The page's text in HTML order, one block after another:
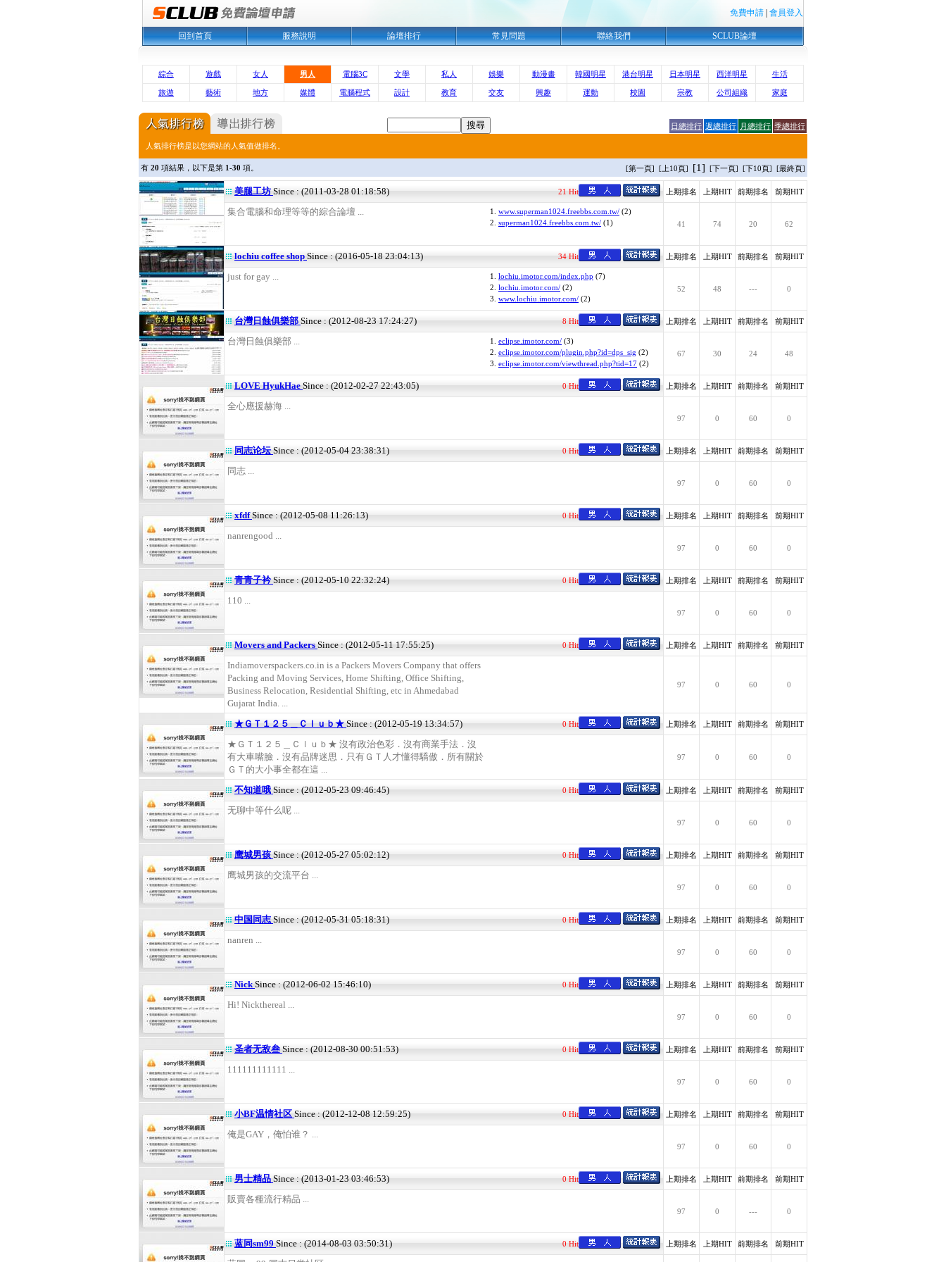
免費申請 會員登入
回到首頁 服務說明 論壇排行 常見問題 聯絡我們 SCLUB論壇
綜合 遊戲 女人 男人 電腦3C 文學 私人 娛樂 動漫畫 韓國明星 港台明星 日本明星 西洋明星 生活
旅遊 藝術 地方 媒體 電腦程式 設計 教育 交友 興趣 運動 校園 宗教 公司組織 家庭
日總排行 週總排行 月總排行 季總排行
人氣排行榜是以您網站的人氣值做排名。
有 20 項結果，以下是第 1-30 項。 [第一頁] [上10頁] [1] [下一頁] [下10頁] [最終頁]
美腿工坊 Since : (2011-03-28 01:18:58) 21 Hit 上期排名 上期HIT 前期排名 前期HIT
集合電腦和命理等等的綜合論壇 ... 1. www.superman1024.freebbs.com.tw/ (2)
2. superman1024.freebbs.com.tw/ (1) 41 74 20 62
lochiu coffee shop Since : (2016-05-18 23:04:13) 34 Hit 上期排名 上期HIT 前期排名 前期HIT
just for gay ... 1. lochiu.imotor.com/index.php (7)
2. lochiu.imotor.com/ (2)
3. www.lochiu.imotor.com/ (2)
52 48 --- 0
台灣日蝕俱樂部 Since : (2012-08-23 17:24:27) 8 Hit 上期排名 上期HIT 前期排名 前期HIT
台灣日蝕俱樂部 ... 1. eclipse.imotor.com/ (3)
2. eclipse.imotor.com/plugin.php?id=dps_sig (2)
3. eclipse.imotor.com/viewthread.php?tid=17 (2)
67 30 24 48
LOVE HyukHae Since : (2012-02-27 22:43:05) 0 Hit 上期排名 上期HIT 前期排名 前期HIT
全心應援赫海 ...
97 0 60 0
同志论坛Since : (2012-05-04 23:38:31) 0 Hit 上期排名 上期HIT 前期排名 前期HIT
同志 ...
97 0 60 0
xfdfSince : (2012-05-08 11:26:13) 0 Hit 上期排名 上期HIT 前期排名 前期HIT
nanrengood ...
97 0 60 0
青青子衿Since : (2012-05-10 22:32:24) 0 Hit 上期排名 上期HIT 前期排名 前期HIT
110 ...
97 0 60 0
Movers and Packers Since : (2012-05-11 17:55:25) 0 Hit 上期排名 上期HIT 前期排名 前期HIT
Indiamoverspackers.co.in is a Packers Movers Company that offers
Packing and Moving Services, Home Shifting, Office Shifting,
Business Relocation, Residential Shifting, etc in Ahmedabad
Gujarat India. ...
97 0 60 0
★ＧＴ１２５＿Ｃｌｕｂ★ Since : (2012-05-19 13:34:57) 0 Hit 上期排名 上期HIT 前期排名 前期HIT
★ＧＴ１２５＿Ｃｌｕｂ★ 沒有政治色彩．沒有商業手法．沒
有大車嘴臉．沒有品牌迷思．只有ＧＴ人才懂得驕傲．所有關於
ＧＴ的大小事全都在這 ...
97 0 60 0
不知道哦 Since : (2012-05-23 09:46:45) 0 Hit 上期排名 上期HIT 前期排名 前期HIT
无聊中等什么呢 ...
97 0 60 0
鹰城男孩 Since : (2012-05-27 05:02:12) 0 Hit 上期排名 上期HIT 前期排名 前期HIT
鹰城男孩的交流平台 ...
97 0 60 0
中国同志Since : (2012-05-31 05:18:31) 0 Hit 上期排名 上期HIT 前期排名 前期HIT
nanren ...
97 0 60 0
NickSince : (2012-06-02 15:46:10) 0 Hit 上期排名 上期HIT 前期排名 前期HIT
Hi! Nickthereal ...
97 0 60 0
圣者无敌叁 Since : (2012-08-30 00:51:53) 0 Hit 上期排名 上期HIT 前期排名 前期HIT
111111111111 ...
97 0 60 0
小BF温情社区 Since : (2012-12-08 12:59:25) 0 Hit 上期排名 上期HIT 前期排名 前期HIT
俺是GAY，俺怕谁？ ...
97 0 60 0
男士精品 Since : (2013-01-23 03:46:53) 0 Hit 上期排名 上期HIT 前期排名 前期HIT
販賣各種流行精品 ...
97 0 --- 0
蓝同sm99 Since : (2014-08-03 03:50:31) 0 Hit 上期排名 上期HIT 前期排名 前期HIT